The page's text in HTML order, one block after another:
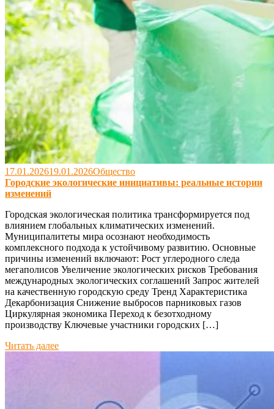
17.01.202619.01.2026Общество
Городские экологические инициативы: реальные истории
изменений
Городская экологическая политика трансформируется под
влиянием глобальных климатических изменений.
Муниципалитеты мира осознают необходимость
комплексного подхода к устойчивому развитию. Основные
причины изменений включают: Рост углеродного следа
мегаполисов Увеличение экологических рисков Требования
международных экологических соглашений Запрос жителей
на качественную городскую среду Тренд Характеристика
Декарбонизация Снижение выбросов парниковых газов
Циркулярная экономика Переход к безотходному
производству Ключевые участники городских […]
Читать далее